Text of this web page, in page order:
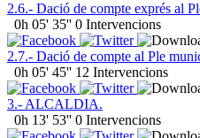
2.6.- Dació de compte exprés al
0h 05' 35'' 0 Intervencions
2.7.- Dació de compte al Ple
0h 05' 45'' 12 Intervencions
3.- ALCALDIA.
0h 13' 53'' 0 Intervencions